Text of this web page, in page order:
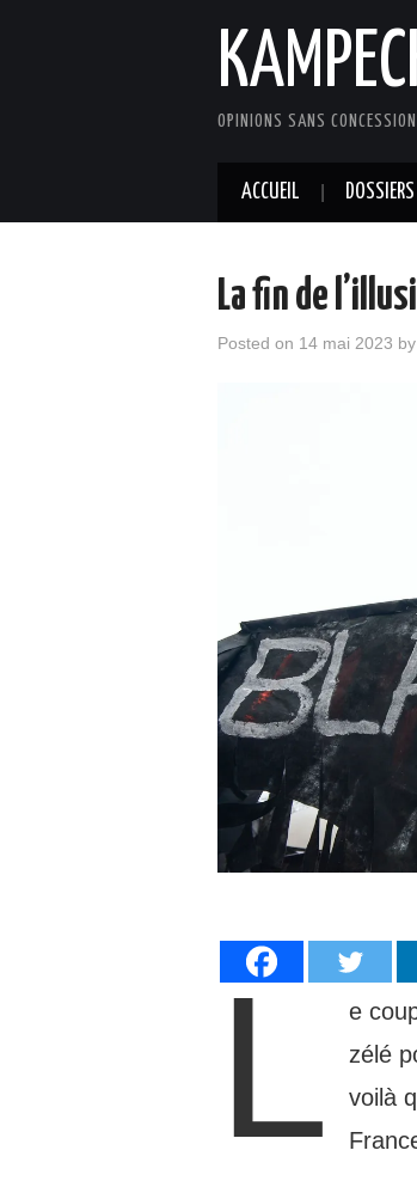
OPINIONS SANS
ACCUEIL DOSSIERS
La fin de
Posted on 14 mai 2023 by
L
e
zélé
voilà